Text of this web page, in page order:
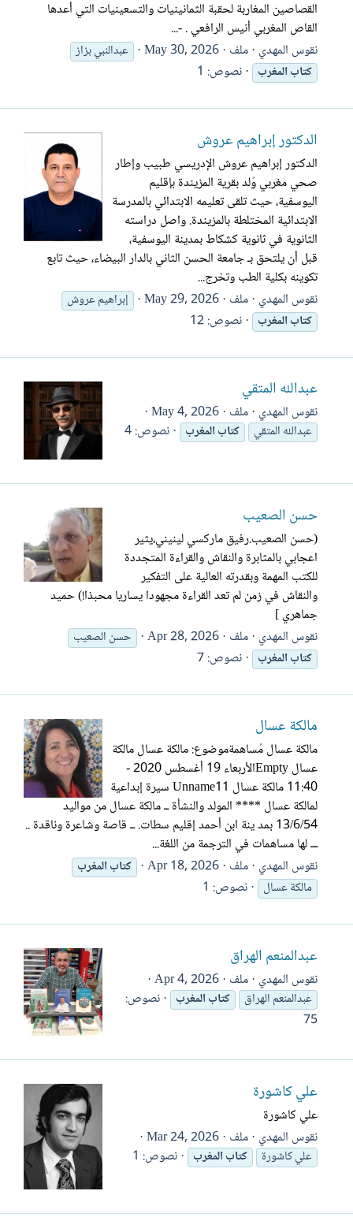
القصاصين المغاربة لحقبة الثمانينيات والتسعينيات التي أعدها
القاص المغربي أنيس الرافعي . -...
نقوس المهدي ملف May 30, 2026
عبدالنبي بزاز
كتابالمغرب نصوص: 1
الدكتور إبراهيم عروش
الدكتور إبراهيم عروش الإدريسي طبيب وإطار
صحي مغربي وُلد بقرية المزيندة بإقليم
اليوسفية، حيث تلقى تعليمه الابتدائي بالمدرسة
الابتدائية المختلطة بالمزيندة. واصل دراسته
الثانوية في ثانوية كشكاط بمدينة اليوسفية،
قبل أن يلتحق بـ جامعة الحسن الثاني بالدار البيضاء، حيث تابع
تكوينه بكلية الطب وتخرج...
نقوس المهدي ملف May 29, 2026
إبراهيم عروش
كتابالمغرب نصوص: 12
عبدالله المتقي
نقوس المهدي ملف May 4, 2026
عبدالله المتقي كتابالمغرب نصوص: 4
حسن الصعيب
(حسن الصعيب.رفيق ماركسي لينيني،يثير
اعجابي بالمثابرة والنقاش والقراءة المتجددة
للكتب المهمة وبقدرته العالية على التفكير
والنقاش في زمن لم تعد القراءة مجهودا يساريا محبذا!) حميد
جماهري ]
نقوس المهدي ملف Apr 28, 2026
حسن الصعيب
كتابالمغرب نصوص: 7
مالكة عسال
مالكة عسال مُساهمةموضوع: مالكة عسال مالكة
عسال Emptyالأربعاء 19 أغسطس 2020 -
11:40 مالكة عسال Unname11 سيرة إبداعية
لمالكة عسال **** المولد والنشأة ــ مالكة عسال من مواليد
13/6/54 بمد ينة ابن أحمد إقليم سطات. ــ قاصة وشاعرة وناقدة ..
ـــ لها مساهمات في الترجمة من اللغة...
نقوس المهدي ملف Apr 18, 2026 كتابالمغرب
مالكة عسال
نصوص: 1
عبدالمنعم الهراق
نقوس المهدي ملف Apr 4, 2026
عبدالمنعم الهراق كتابالمغرب
نصوص:
75
علي كاشورة
علي كاشورة
نقوس المهدي ملف Mar 24, 2026
علي كاشورة كتابالمغرب نصوص: 1